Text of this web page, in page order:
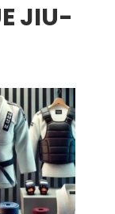
JIU-